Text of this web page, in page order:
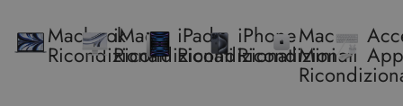
Macbook
Ricondizionati
iMac
Ricondizionati
iPad
Ricondizionati
iPhone
Ricondizionati
Mac
Mini